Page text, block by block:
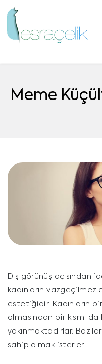
Meme
Dış görünüş
kadınların
estetiğidir. Kadınların
olmasından bir kısmı
yakınmaktadırlar.
sahip olmak isterler.